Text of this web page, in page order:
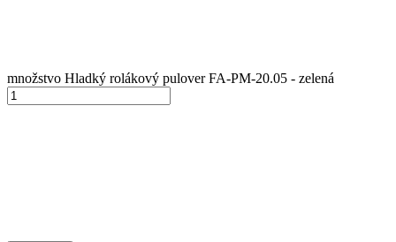
množstvo Hladký rolákový pulover FA-PM-20.05 - zelená